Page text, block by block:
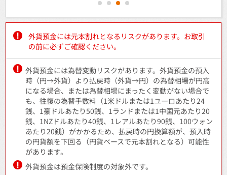
2 3 4
外貨預金には元本割れとなるリスクがあります。お取引
の前に必ずご確認ください。
外貨預金には為替変動リスクがあります。外貨預金の預入
時（円→外貨）より払戻時（外貨→円）の為替相場が円高
になる場合、または為替相場にまったく変動がない場合で
も、往復の為替手数料（1米ドルまたは1ユーロあたり24
銭、1豪ドルあたり50銭、1ランドまたは1中国元あたり20
銭、1NZドルあたり40銭、1レアルあたり90銭、100ウォン
あたり20銭）がかかるため、払戻時の円換算額が、預入時
の円貨額を下回る（円貨ベースで元本割れとなる）可能性
があります。
外貨預金は預金保険制度の対象外です。